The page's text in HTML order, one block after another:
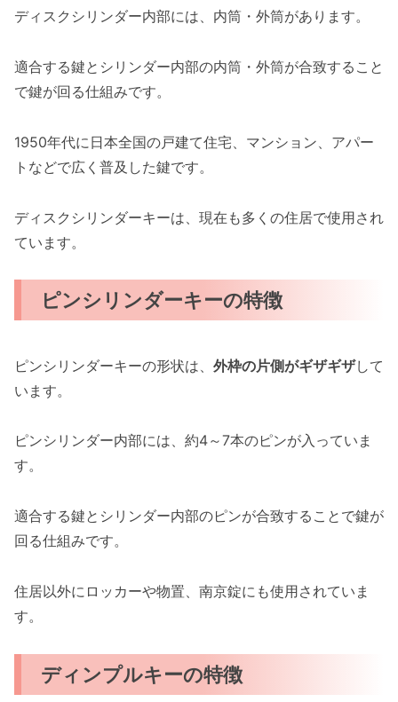
ディスクシリンダー内部には、内筒・外筒があります。
適合する鍵とシリンダー内部の内筒・外筒が合致すること
で鍵が回る仕組みです。
1950年代に日本全国の戸建て住宅、マンション、アパー
トなどで広く普及した鍵です。
ディスクシリンダーキーは、現在も多くの住居で使用され
ています。
ピンシリンダーキーの特徴
ピンシリンダーキーの形状は、 外枠の片側がギザギザして
います。
ピンシリンダー内部には、約4～7本のピンが入っていま
す。
適合する鍵とシリンダー内部のピンが合致することで鍵が
回る仕組みです。
住居以外にロッカーや物置、南京錠にも使用されていま
す。
ディンプルキーの特徴